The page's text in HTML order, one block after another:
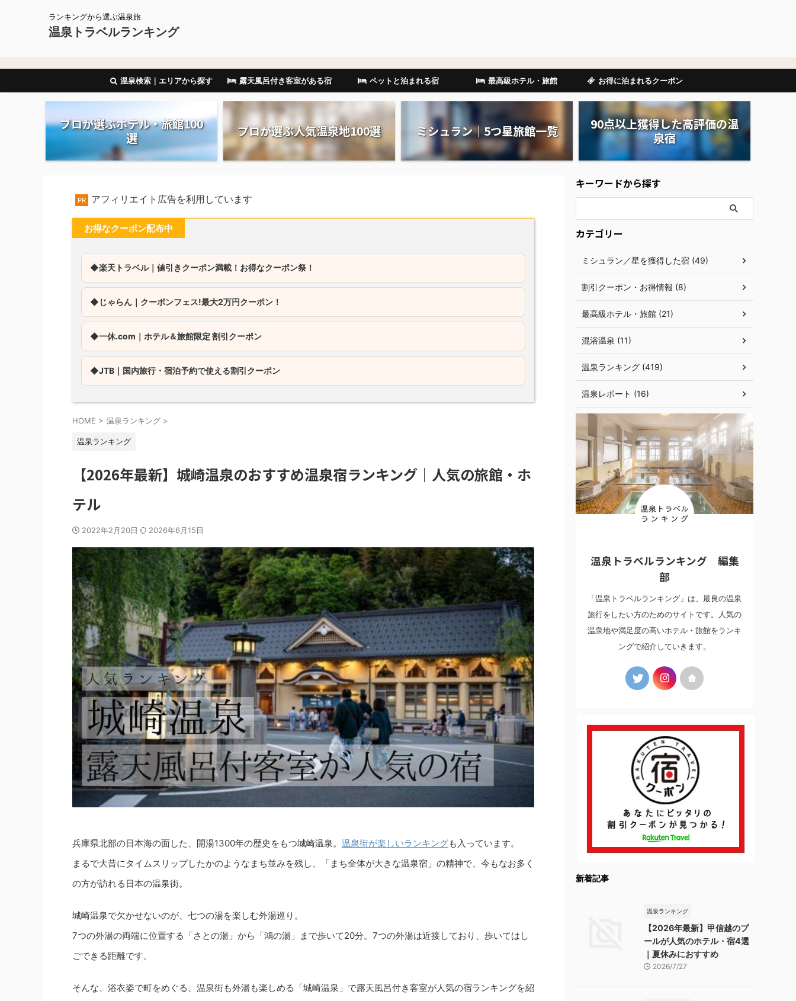
ランキングから選ぶ温泉旅
温泉トラベルランキング
温泉検索｜エリアから探す 露天風呂付き客室がある宿 ペットと泊まれる宿 最高級ホテル・旅館 お得に泊まれるクーポン
プロが選ぶホテル・旅館100
選
プロが選ぶ人気温泉地100選 ミシュラン｜5つ星旅館一覧
90点以上獲得した高評価の温
泉宿
PR アフィリエイト広告を利用しています
お得なクーポン配布中
◆楽天トラベル｜値引きクーポン満載！お得なクーポン祭！
◆じゃらん｜ クーポンフェス!最大2万円クーポン！
◆一休.com｜ ホテル＆旅館限定 割引クーポン
◆JTB｜ 国内旅行・宿泊予約で使える割引クーポン
HOME > 温泉ランキング >
温泉ランキング
【2026年最新】城崎温泉のおすすめ温泉宿ランキング｜人気の旅館・ホ
テル
2022年2月20日 2026年6月15日
兵庫県北部の日本海の面した、開湯1300年の歴史をもつ城崎温泉。 温泉街が楽しいランキングも入っています。
まるで大昔にタイムスリップしたかのようなまち並みを残し、「まち全体が大きな温泉宿」の精神で、今もなお多く
の方が訪れる日本の温泉街。
城崎温泉で欠かせないのが、七つの湯を楽しむ外湯巡り。
7つの外湯の両端に位置する「さとの湯」から「鴻の湯」まで歩いて20分。7つの外湯は近接しており、歩いてはし
ごできる距離です。
そんな、浴衣姿で町をめぐる、温泉街も外湯も楽しめる「城崎温泉」で露天風呂付き客室が人気の宿ランキングを紹
キーワードから探す
カテゴリー
ミシュラン／星を獲得した宿 (49)
割引クーポン・お得情報 (8)
最高級ホテル・旅館 (21)
混浴温泉 (11)
温泉ランキング (419)
温泉レポート (16)
温泉トラベルランキング 編集
部
「温泉トラベルランキング」は、最良の温泉
旅行をしたい方のためのサイトです。人気の
温泉地や満足度の高いホテル・旅館をランキ
ングで紹介していきます。
新着記事
温泉ランキング
【2026年最新】甲信越のプ
ールが人気のホテル・宿4選
｜夏休みにおすすめ
2026/7/27